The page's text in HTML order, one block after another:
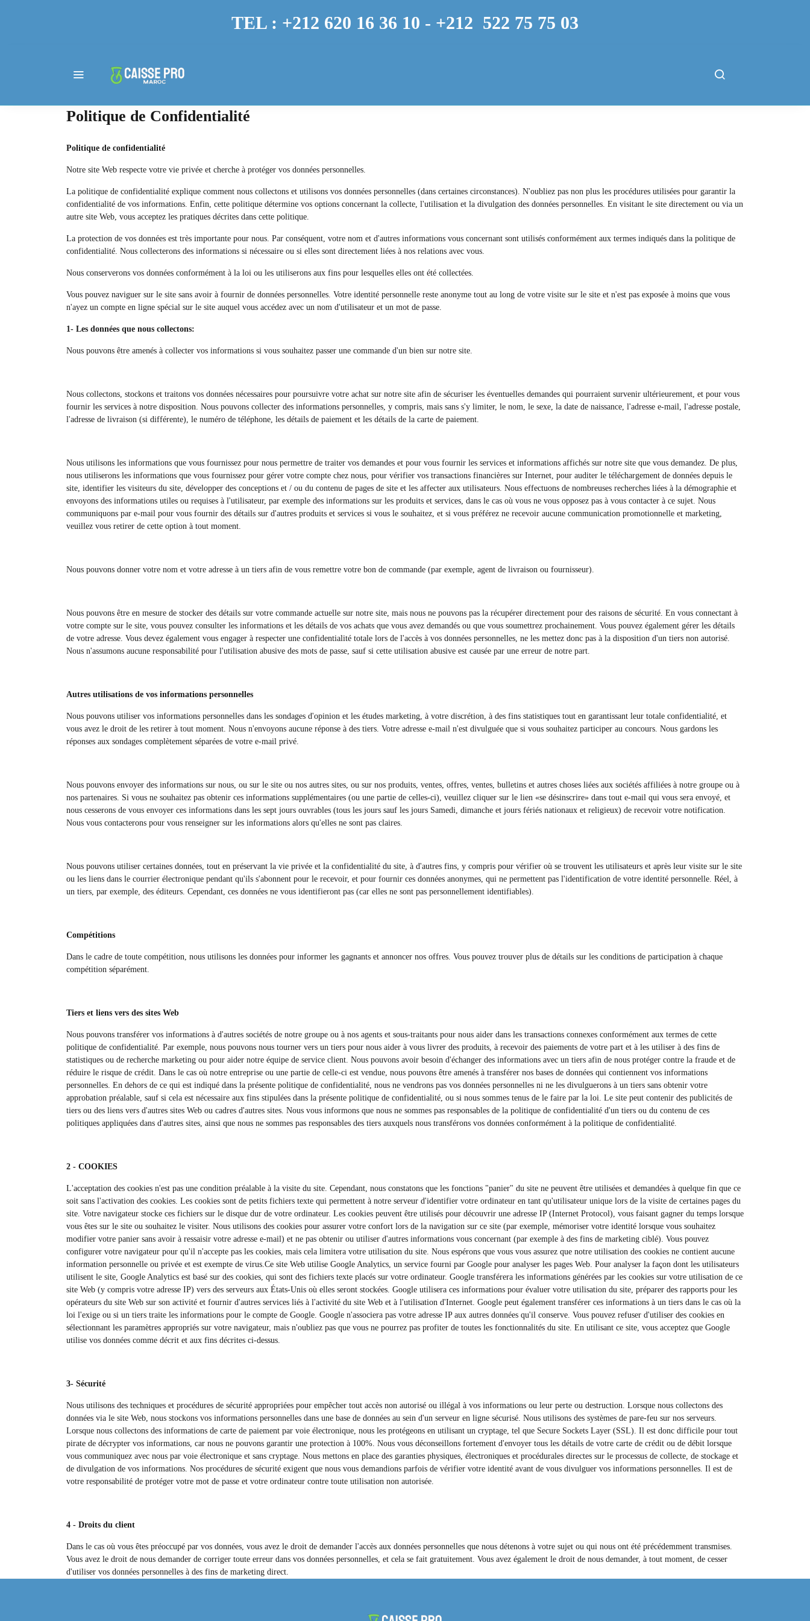
TEL : +212 620 16 36 10 - +212 522 75 75 03
Politique de Confidentialité
Politique de confidentialité
Notre site Web respecte votre vie privée et cherche à protéger vos données personnelles.
La politique de confidentialité explique comment nous collectons et utilisons vos données personnelles (dans certaines circonstances). N'oubliez pas non plus les procédures utilisées pour garantir la
confidentialité de vos informations. Enfin, cette politique détermine vos options concernant la collecte, l'utilisation et la divulgation des données personnelles. En visitant le site directement ou via un
autre site Web, vous acceptez les pratiques décrites dans cette politique.
La protection de vos données est très importante pour nous. Par conséquent, votre nom et d'autres informations vous concernant sont utilisés conformément aux termes indiqués dans la politique de
confidentialité. Nous collecterons des informations si nécessaire ou si elles sont directement liées à nos relations avec vous.
Nous conserverons vos données conformément à la loi ou les utiliserons aux fins pour lesquelles elles ont été collectées.
Vous pouvez naviguer sur le site sans avoir à fournir de données personnelles. Votre identité personnelle reste anonyme tout au long de votre visite sur le site et n'est pas exposée à moins que vous
n'ayez un compte en ligne spécial sur le site auquel vous accédez avec un nom d'utilisateur et un mot de passe.
1- Les données que nous collectons:
Nous pouvons être amenés à collecter vos informations si vous souhaitez passer une commande d'un bien sur notre site.
Nous collectons, stockons et traitons vos données nécessaires pour poursuivre votre achat sur notre site afin de sécuriser les éventuelles demandes qui pourraient survenir ultérieurement, et pour vous
fournir les services à notre disposition. Nous pouvons collecter des informations personnelles, y compris, mais sans s'y limiter, le nom, le sexe, la date de naissance, l'adresse e-mail, l'adresse postale,
l'adresse de livraison (si différente), le numéro de téléphone, les détails de paiement et les détails de la carte de paiement.
Nous utilisons les informations que vous fournissez pour nous permettre de traiter vos demandes et pour vous fournir les services et informations affichés sur notre site que vous demandez. De plus,
nous utiliserons les informations que vous fournissez pour gérer votre compte chez nous, pour vérifier vos transactions financières sur Internet, pour auditer le téléchargement de données depuis le
site, identifier les visiteurs du site, développer des conceptions et / ou du contenu de pages de site et les affecter aux utilisateurs. Nous effectuons de nombreuses recherches liées à la démographie et
envoyons des informations utiles ou requises à l'utilisateur, par exemple des informations sur les produits et services, dans le cas où vous ne vous opposez pas à vous contacter à ce sujet. Nous
communiquons par e-mail pour vous fournir des détails sur d'autres produits et services si vous le souhaitez, et si vous préférez ne recevoir aucune communication promotionnelle et marketing,
veuillez vous retirer de cette option à tout moment.
Nous pouvons donner votre nom et votre adresse à un tiers afin de vous remettre votre bon de commande (par exemple, agent de livraison ou fournisseur).
Nous pouvons être en mesure de stocker des détails sur votre commande actuelle sur notre site, mais nous ne pouvons pas la récupérer directement pour des raisons de sécurité. En vous connectant à
votre compte sur le site, vous pouvez consulter les informations et les détails de vos achats que vous avez demandés ou que vous soumettrez prochainement. Vous pouvez également gérer les détails
de votre adresse. Vous devez également vous engager à respecter une confidentialité totale lors de l'accès à vos données personnelles, ne les mettez donc pas à la disposition d'un tiers non autorisé.
Nous n'assumons aucune responsabilité pour l'utilisation abusive des mots de passe, sauf si cette utilisation abusive est causée par une erreur de notre part.
Autres utilisations de vos informations personnelles
Nous pouvons utiliser vos informations personnelles dans les sondages d'opinion et les études marketing, à votre discrétion, à des fins statistiques tout en garantissant leur totale confidentialité, et
vous avez le droit de les retirer à tout moment. Nous n'envoyons aucune réponse à des tiers. Votre adresse e-mail n'est divulguée que si vous souhaitez participer au concours. Nous gardons les
réponses aux sondages complètement séparées de votre e-mail privé.
Nous pouvons envoyer des informations sur nous, ou sur le site ou nos autres sites, ou sur nos produits, ventes, offres, ventes, bulletins et autres choses liées aux sociétés affiliées à notre groupe ou à
nos partenaires. Si vous ne souhaitez pas obtenir ces informations supplémentaires (ou une partie de celles-ci), veuillez cliquer sur le lien «se désinscrire» dans tout e-mail qui vous sera envoyé, et
nous cesserons de vous envoyer ces informations dans les sept jours ouvrables (tous les jours sauf les jours Samedi, dimanche et jours fériés nationaux et religieux) de recevoir votre notification.
Nous vous contacterons pour vous renseigner sur les informations alors qu'elles ne sont pas claires.
Nous pouvons utiliser certaines données, tout en préservant la vie privée et la confidentialité du site, à d'autres fins, y compris pour vérifier où se trouvent les utilisateurs et après leur visite sur le site
ou les liens dans le courrier électronique pendant qu'ils s'abonnent pour le recevoir, et pour fournir ces données anonymes, qui ne permettent pas l'identification de votre identité personnelle. Réel, à
un tiers, par exemple, des éditeurs. Cependant, ces données ne vous identifieront pas (car elles ne sont pas personnellement identifiables).
Compétitions
Dans le cadre de toute compétition, nous utilisons les données pour informer les gagnants et annoncer nos offres. Vous pouvez trouver plus de détails sur les conditions de participation à chaque
compétition séparément.
Tiers et liens vers des sites Web
Nous pouvons transférer vos informations à d'autres sociétés de notre groupe ou à nos agents et sous-traitants pour nous aider dans les transactions connexes conformément aux termes de cette
politique de confidentialité. Par exemple, nous pouvons nous tourner vers un tiers pour nous aider à vous livrer des produits, à recevoir des paiements de votre part et à les utiliser à des fins de
statistiques ou de recherche marketing ou pour aider notre équipe de service client. Nous pouvons avoir besoin d'échanger des informations avec un tiers afin de nous protéger contre la fraude et de
réduire le risque de crédit. Dans le cas où notre entreprise ou une partie de celle-ci est vendue, nous pouvons être amenés à transférer nos bases de données qui contiennent vos informations
personnelles. En dehors de ce qui est indiqué dans la présente politique de confidentialité, nous ne vendrons pas vos données personnelles ni ne les divulguerons à un tiers sans obtenir votre
approbation préalable, sauf si cela est nécessaire aux fins stipulées dans la présente politique de confidentialité, ou si nous sommes tenus de le faire par la loi. Le site peut contenir des publicités de
tiers ou des liens vers d'autres sites Web ou cadres d'autres sites. Nous vous informons que nous ne sommes pas responsables de la politique de confidentialité d'un tiers ou du contenu de ces
politiques appliquées dans d'autres sites, ainsi que nous ne sommes pas responsables des tiers auxquels nous transférons vos données conformément à la politique de confidentialité.
2 - COOKIES
L'acceptation des cookies n'est pas une condition préalable à la visite du site. Cependant, nous constatons que les fonctions "panier" du site ne peuvent être utilisées et demandées à quelque fin que ce
soit sans l'activation des cookies. Les cookies sont de petits fichiers texte qui permettent à notre serveur d'identifier votre ordinateur en tant qu'utilisateur unique lors de la visite de certaines pages du
site. Votre navigateur stocke ces fichiers sur le disque dur de votre ordinateur. Les cookies peuvent être utilisés pour découvrir une adresse IP (Internet Protocol), vous faisant gagner du temps lorsque
vous êtes sur le site ou souhaitez le visiter. Nous utilisons des cookies pour assurer votre confort lors de la navigation sur ce site (par exemple, mémoriser votre identité lorsque vous souhaitez
modifier votre panier sans avoir à ressaisir votre adresse e-mail) et ne pas obtenir ou utiliser d'autres informations vous concernant (par exemple à des fins de marketing ciblé). Vous pouvez
configurer votre navigateur pour qu'il n'accepte pas les cookies, mais cela limitera votre utilisation du site. Nous espérons que vous vous assurez que notre utilisation des cookies ne contient aucune
information personnelle ou privée et est exempte de virus.Ce site Web utilise Google Analytics, un service fourni par Google pour analyser les pages Web. Pour analyser la façon dont les utilisateurs
utilisent le site, Google Analytics est basé sur des cookies, qui sont des fichiers texte placés sur votre ordinateur. Google transférera les informations générées par les cookies sur votre utilisation de ce
site Web (y compris votre adresse IP) vers des serveurs aux États-Unis où elles seront stockées. Google utilisera ces informations pour évaluer votre utilisation du site, préparer des rapports pour les
opérateurs du site Web sur son activité et fournir d'autres services liés à l'activité du site Web et à l'utilisation d'Internet. Google peut également transférer ces informations à un tiers dans le cas où la
loi l'exige ou si un tiers traite les informations pour le compte de Google. Google n'associera pas votre adresse IP aux autres données qu'il conserve. Vous pouvez refuser d'utiliser des cookies en
sélectionnant les paramètres appropriés sur votre navigateur, mais n'oubliez pas que vous ne pourrez pas profiter de toutes les fonctionnalités du site. En utilisant ce site, vous acceptez que Google
utilise vos données comme décrit et aux fins décrites ci-dessus.
3- Sécurité
Nous utilisons des techniques et procédures de sécurité appropriées pour empêcher tout accès non autorisé ou illégal à vos informations ou leur perte ou destruction. Lorsque nous collectons des
données via le site Web, nous stockons vos informations personnelles dans une base de données au sein d'un serveur en ligne sécurisé. Nous utilisons des systèmes de pare-feu sur nos serveurs.
Lorsque nous collectons des informations de carte de paiement par voie électronique, nous les protégeons en utilisant un cryptage, tel que Secure Sockets Layer (SSL). Il est donc difficile pour tout
pirate de décrypter vos informations, car nous ne pouvons garantir une protection à 100%. Nous vous déconseillons fortement d'envoyer tous les détails de votre carte de crédit ou de débit lorsque
vous communiquez avec nous par voie électronique et sans cryptage. Nous mettons en place des garanties physiques, électroniques et procédurales directes sur le processus de collecte, de stockage et
de divulgation de vos informations. Nos procédures de sécurité exigent que nous vous demandions parfois de vérifier votre identité avant de vous divulguer vos informations personnelles. Il est de
votre responsabilité de protéger votre mot de passe et votre ordinateur contre toute utilisation non autorisée.
4 - Droits du client
Dans le cas où vous êtes préoccupé par vos données, vous avez le droit de demander l'accès aux données personnelles que nous détenons à votre sujet ou qui nous ont été précédemment transmises.
Vous avez le droit de nous demander de corriger toute erreur dans vos données personnelles, et cela se fait gratuitement. Vous avez également le droit de nous demander, à tout moment, de cesser
d'utiliser vos données personnelles à des fins de marketing direct.